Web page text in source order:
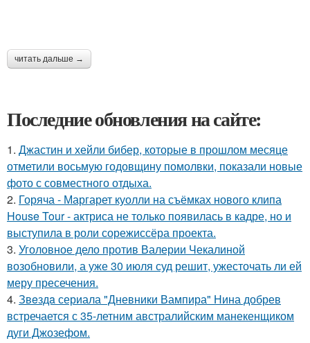
читать дальше →
Последние обновления на сайте:
1. Джастин и хейли бибер, которые в прошлом месяце
отметили восьмую годовщину помолвки, показали новые
фото с совместного отдыха.
2. Горяча - Маргарет куолли на съёмках нового клипа
House Tour - актриса не только появилась в кадре, но и
выступила в роли сорежиссёра проекта.
3. Уголовное дело против Валерии Чекалиной
возобновили, а уже 30 июля суд решит, ужесточать ли ей
меру пресечения.
4. Звeздa сериала "Дневники Вампира" Нина добрев
встречается с 35-летним австралийским манекенщиком
дуги Джозефом.